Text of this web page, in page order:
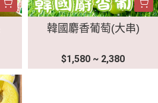
韓國麝香葡萄(大串)
$1,580 ~ 2,380